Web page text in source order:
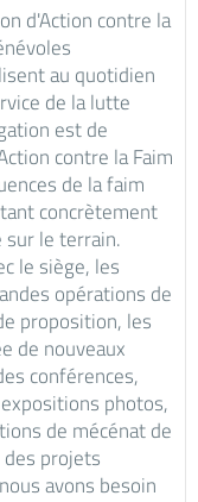
d'Action contre la
au quotidien
de la lutte
est de
contre la Faim
de la faim
concrètement
sur le terrain.
le siège, les
opérations de
proposition, les
de nouveaux
conférences,
photos,
de mécénat de
projets
avons besoin